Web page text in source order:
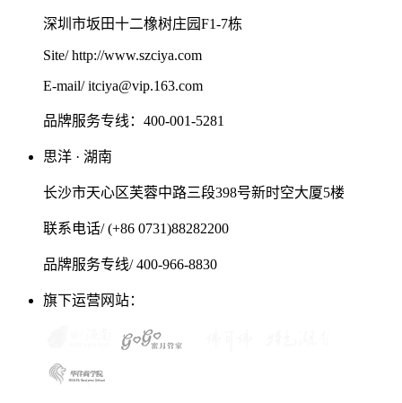
深圳市坂田十二橡树庄园F1-7栋
Site/ http://www.szciya.com
E-mail/ itciya@vip.163.com
品牌服务专线：400-001-5281
思洋 · 湖南
长沙市天心区芙蓉中路三段398号新时空大厦5楼
联系电话/ (+86 0731)88282200
品牌服务专线/ 400-966-8830
旗下运营网站：